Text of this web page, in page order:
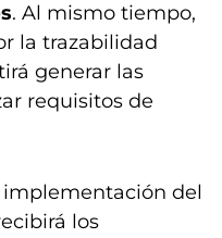
. Al mismo tiempo,
la trazabilidad
generar las
requisitos de
implementación del
los